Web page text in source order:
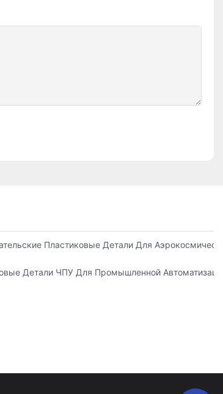
Пластиковые Детали Для
& Жидкости
Детали ЧПУ Для Промышленной